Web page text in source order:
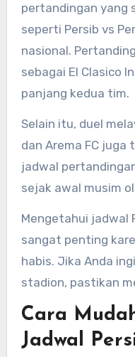
pertandingan yang
seperti Persib vs
nasional.
sebagai El Clasico
panjang kedua tim.
Selain itu, duel
dan Arema FC juga
jadwal
sejak awal musim
Mengetahui jadwal
sangat penting
habis. Jika Anda
stadion, pastikan
Cara
Jadwal